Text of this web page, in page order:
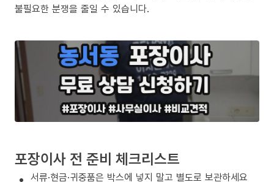
불필요한 분쟁을 줄일 수 있습니다.
포장이사 전 준비 체크리스트
서류·현금·귀중품은 박스에 넣지 말고 별도로 보관하세요